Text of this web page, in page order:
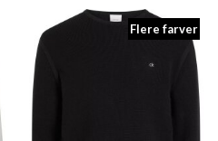
Flere farver